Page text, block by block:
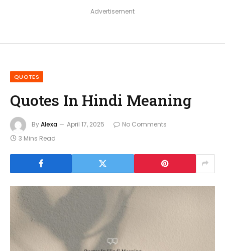
Advertisement
QUOTES
Quotes In Hindi Meaning
ByAlexa April 17, 2025
No Comments
3 Mins Read